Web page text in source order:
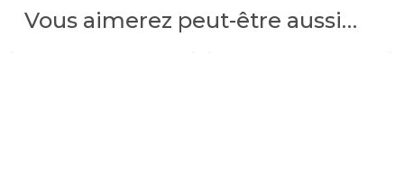
Vous aimerez peut-être aussi…